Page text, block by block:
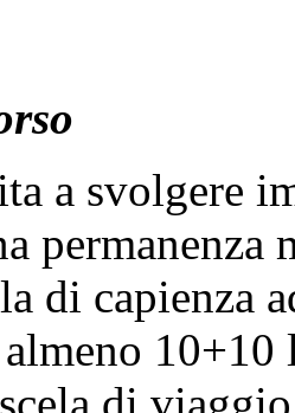
a svolgere
di capienza
di